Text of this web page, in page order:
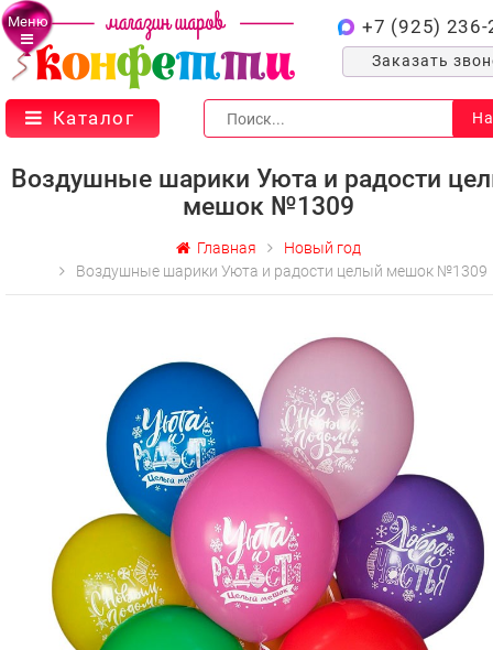
Меню +7 (925) 236-
Заказать
Каталог
Воздушные шарики Уюта и радости
мешок №1309
Главная
Новый год
Воздушные шарики Уюта и радости целый мешок №1309